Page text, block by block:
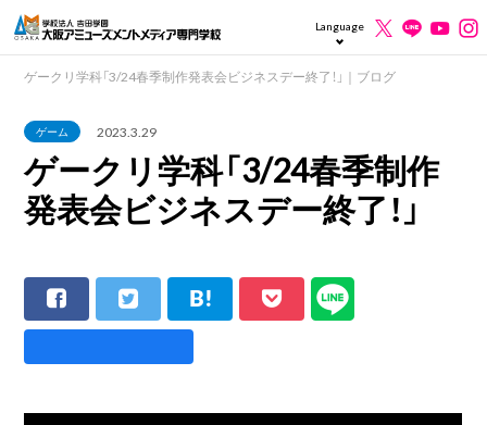
Language
ゲークリ学科「3/24春季制作発表会ビジネスデー終了！」｜ブログ
ゲーム 2023.3.29
ゲークリ学科「3/24春季制作
発表会ビジネスデー終了！」